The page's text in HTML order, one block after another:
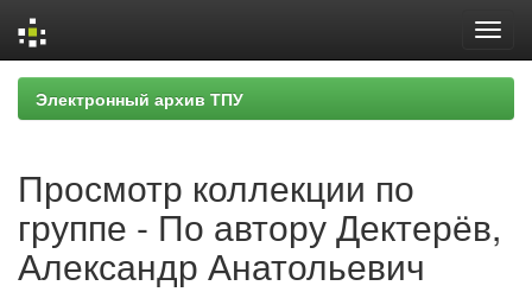
Skip
navigation
Электронный архив ТПУ
Просмотр коллекции по
группе - По автору Дектерёв,
Александр Анатольевич